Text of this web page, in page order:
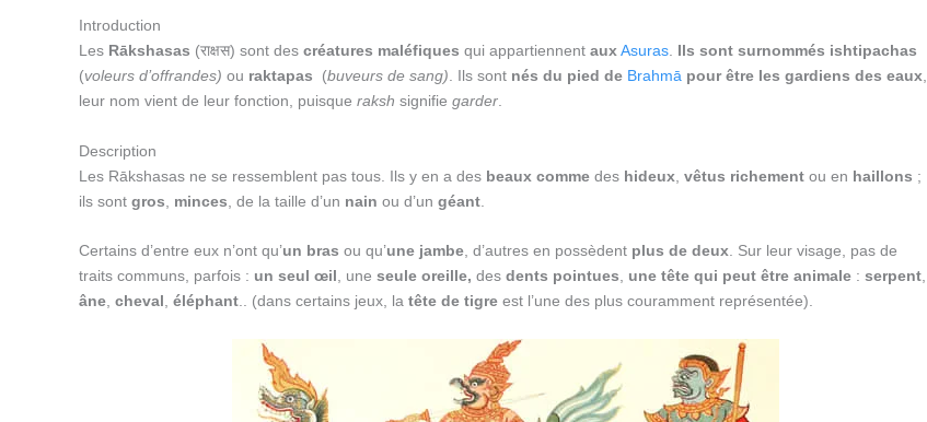
Introduction
Les Rākshasas (राक्षस) sont des créatures maléfiques qui appartiennent auxAsuras. Ils sont surnommés ishtipachas
(voleurs d’offrandes) ou raktapas (buveurs de sang). Ils sont nés du pied de Brahmā pour être les gardiens des eaux,
leur nom vient de leur fonction, puisque raksh signifie garder.
Description
Les Rākshasas ne se ressemblent pas tous. Ils y en a des beaux comme des hideux vêtus richement ou en haillons ;
ils sont gros minces , de la taille d’un nain ou d’un géant
Certains d’entre eux n’ont qu’un bras ou qu’une jambe , d’autres en possèdent plus de deux . Sur leur visage, pas de
traits communs, parfois : un seul œil , une seule oreille, des dents pointues une tête qui peut être animale : serpent
âne cheval éléphant .. (dans certains jeux, la tête de tigre est l’une des plus couramment représentée).